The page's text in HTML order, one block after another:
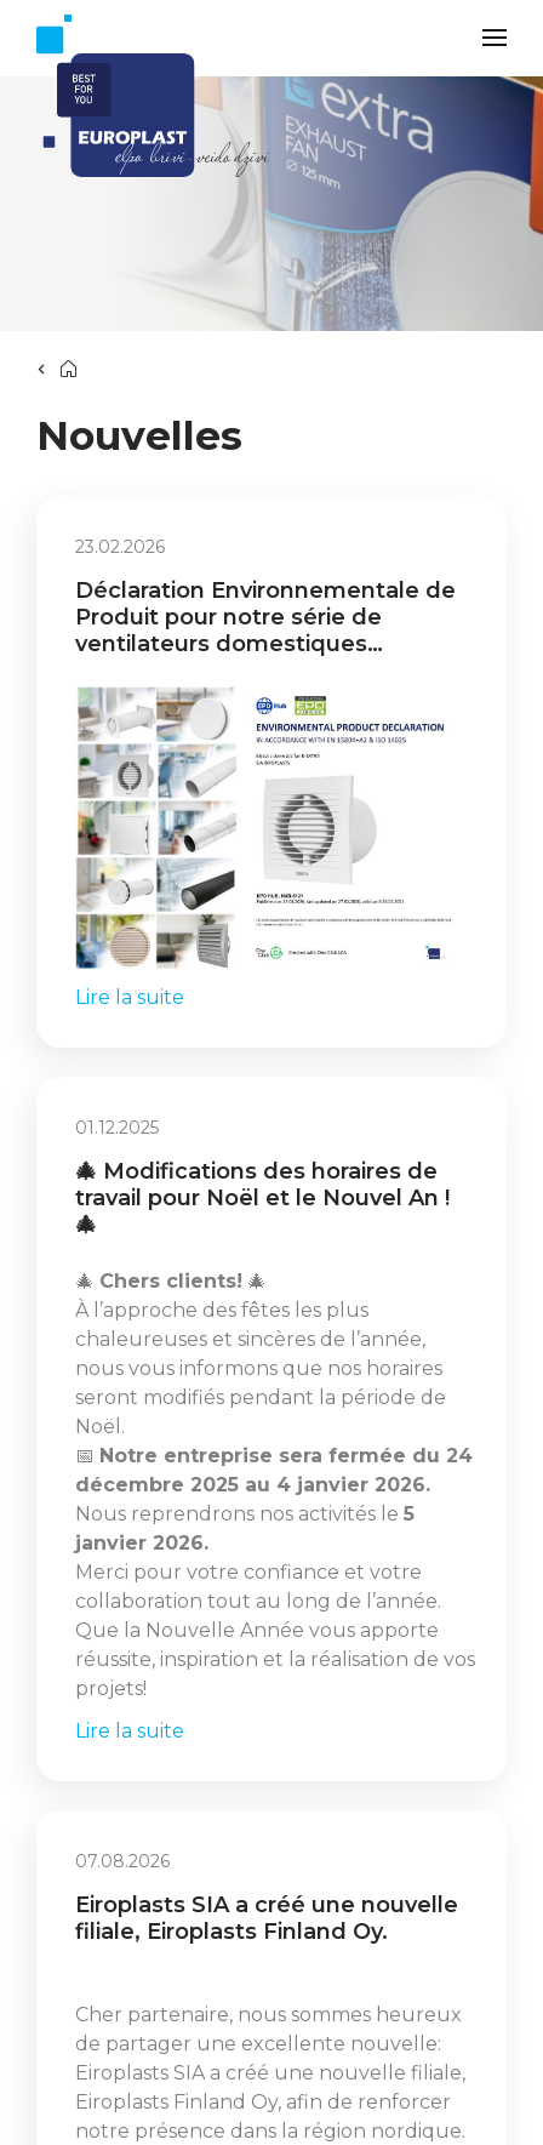
Nouvelles
23.02.2026
Déclaration Environnementale de
Produit pour notre série de
ventilateurs domestiques
Lire la suite
01.12.2025
🎄 Modifications des horaires de
travail pour Noël et le Nouvel An !
🎄
🎄 Chers clients! 🎄
À l’approche des fêtes les plus
chaleureuses et sincères de l’année,
nous vous informons que nos horaires
seront modifiés pendant la période de
Noël.
📅 Notre entreprise sera fermée du 24
décembre 2025 au 4 janvier 2026.
Nous reprendrons nos activités le 5
janvier 2026.
Merci pour votre confiance et votre
collaboration tout au long de l’année.
Que la Nouvelle Année vous apporte
réussite, inspiration et la réalisation de vos
projets!
Lire la suite
07.08.2026
Eiroplasts SIA a créé une nouvelle
filiale, Eiroplasts Finland Oy.
Cher partenaire, nous sommes heureux
de partager une excellente nouvelle:
Eiroplasts SIA a créé une nouvelle filiale,
Eiroplasts Finland Oy, afin de renforcer
notre présence dans la région nordique.